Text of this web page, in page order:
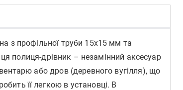
з профільної труби 15х15 мм та
полиця-дрівник – незамінний аксесуар
або дров (деревного вугілля), що
її легкою в установці. В